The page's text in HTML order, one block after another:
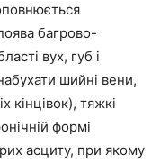
багрово-
вух, губ і
шийні вени,
кінцівок), тяжкі
формі
асциту, при якому